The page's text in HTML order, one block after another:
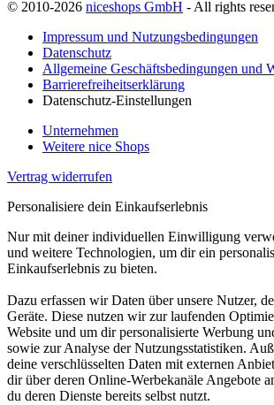
© 2010-2026 niceshops GmbH - All rights
Impressum und Nutzungsbedingungen
Datenschutz
Allgemeine Geschäftsbedingungen und
Barrierefreiheitserklärung
Datenschutz-Einstellungen
Unternehmen
Weitere nice Shops
Vertrag widerrufen
Personalisiere dein Einkaufserlebnis
Nur mit deiner individuellen Einwilligung
und weitere Technologien, um dir ein
Einkaufserlebnis zu bieten.
Dazu erfassen wir Daten über unsere Nutzer,
Geräte. Diese nutzen wir zur laufenden
Website und um dir personalisierte Werbung
sowie zur Analyse der Nutzungsstatistiken.
deine verschlüsselten Daten mit externen
dir über deren Online-Werbekanäle Angebote
du deren Dienste bereits selbst nutzt.